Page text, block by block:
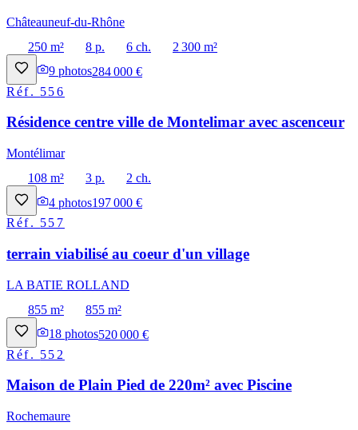
Châteauneuf-du-Rhône
250 m²
8 p. 6 ch.
2 300 m²
9 photos284 000 €
Réf. 556
Résidence centre ville de Montelimar avec ascenceur
Montélimar
108 m²
3 p.
2 ch.
4 photos197 000 €
Réf. 557
terrain viabilisé au coeur d'un village
LA BATIE ROLLAND
855 m²
855 m²
18 photos520 000 €
Réf. 552
Maison de Plain Pied de 220m² avec Piscine
Rochemaure